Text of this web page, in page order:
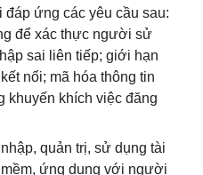
đáp ứng các yêu cầu sau:
để xác thực người sử
sai liên tiếp; giới hạn
nối; mã hóa thông tin
khuyến khích việc đăng
quản trị, sử dụng tài
ứng dụng với người